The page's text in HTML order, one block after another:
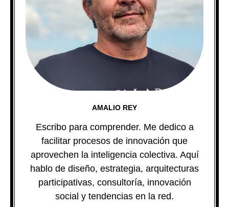
AMALIO REY
Escribo para comprender. Me dedico a
facilitar procesos de innovación que
aprovechen la inteligencia colectiva. Aquí
hablo de diseño, estrategia, arquitecturas
participativas, consultoría, innovación
social y tendencias en la red.